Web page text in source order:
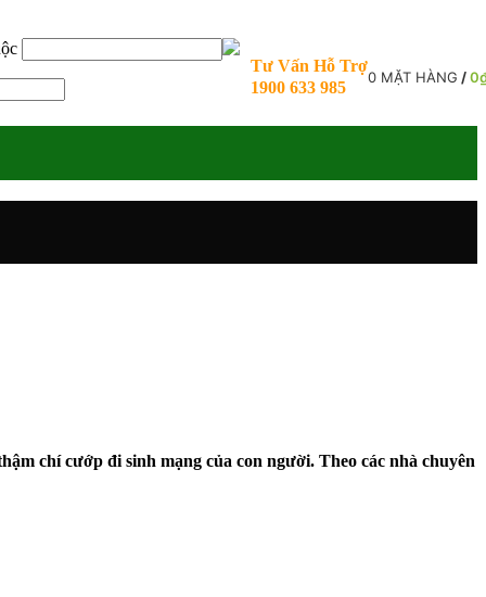
Tư Vấn Hỗ Trợ
1900 633 985
0 MẶT HÀNG /0
chí cướp đi sinh mạng của con người. Theo các nhà chuyên